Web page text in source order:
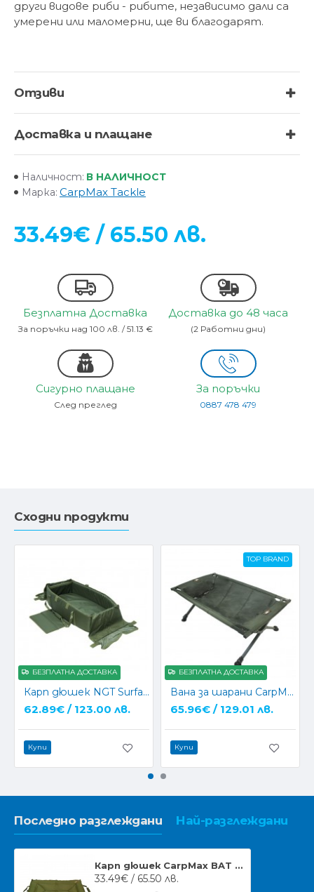
други видове риби - рибите, независимо дали са
умерени или маломерни, ще ви благодарят.
Отзиви
Доставка и плащане
Наличност: В НАЛИЧНОСТ
Марка: CarpMax Tackle
33.49€ / 65.50 лв.
Безплатна Доставка
За поръчки над 100 лв. / 51.13 €
Доставка до 48 часа
(2 Работни дни)
Сигурно плащане
След преглед
За поръчки
0887 478 479
Сходни продукти
БЕЗПЛАТНА ДОСТАВКА
Карп дюшек NGT Surface Carp Cradle (189)
62.89€ / 123.00 лв.
Купи
БЕЗПЛАТНА ДОСТАВКА
TOP BRAND
Вана за шарани CarpMax Carp Cradle Deluxe
65.96€ / 129.01 лв.
Купи
Последно разглеждани Най-разглеждани
Карп дюшек CarpMax BAT Styro Unhooking Mat
33.49€ / 65.50 лв.